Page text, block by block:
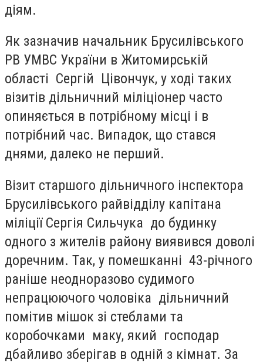
діям.
Як зазначив начальник Брусилівського
РВ УМВС України в Житомирській
області Сергій Цівончук, у ході таких
візитів дільничний міліціонер часто
опиняється в потрібному місці і в
потрібний час. Випадок, що стався
днями, далеко не перший.
Візит старшого дільничного інспектора
Брусилівського райвідділу капітана
міліції Сергія Сильчука до будинку
одного з жителів району виявився доволі
доречним. Так, у помешканні 43-річного
раніше неодноразово судимого
непрацюючого чоловіка дільничний
помітив мішок зі стеблами та
коробочками маку, який господар
дбайливо зберігав в одній з кімнат. За